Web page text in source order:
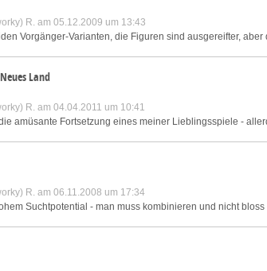
R. am 05.12.2009 um 13:43
Vorgänger-Varianten, die Figuren sind ausgereifter,
Land
R. am 04.04.2011 um 10:41
amüsante Fortsetzung eines meiner Lieblingsspiele -
R. am 06.11.2008 um 17:34
Suchtpotential - man muss kombinieren und nicht